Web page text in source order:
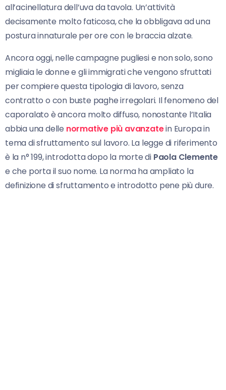
all’acinellatura dell’uva da tavola. Un’attività
decisamente molto faticosa, che la obbligava ad una
postura innaturale per ore con le braccia alzate.
Ancora oggi, nelle campagne pugliesi e non solo, sono
migliaia le donne e gli immigrati che vengono sfruttati
per compiere questa tipologia di lavoro, senza
contratto o con buste paghe irregolari. Il fenomeno del
caporalato è ancora molto diffuso, nonostante l’Italia
abbia una delle normative più avanzatein Europa in
tema di sfruttamento sul lavoro. La legge di riferimento
è la n° 199, introdotta dopo la morte di Paola Clemente
e che porta il suo nome. La norma ha ampliato la
definizione di sfruttamento e introdotto pene più dure.